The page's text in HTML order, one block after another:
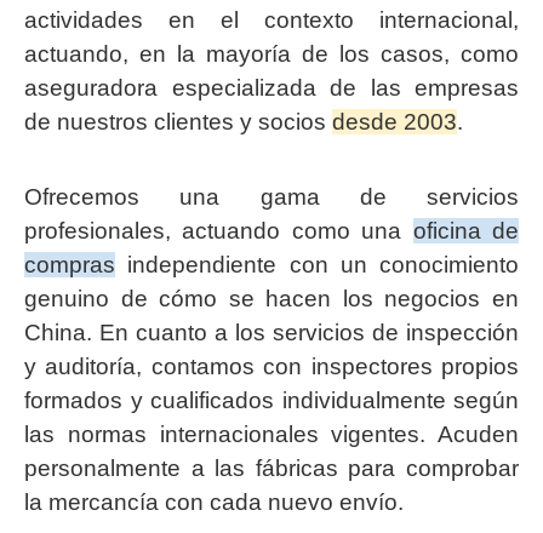
actividades en el contexto internacional,
actuando, en la mayoría de los casos, como
aseguradora especializada de las empresas
de nuestros clientes y socios desde 2003.
Ofrecemos una gama de servicios
profesionales, actuando como una oficina de
compras independiente con un conocimiento
genuino de cómo se hacen los negocios en
China. En cuanto a los servicios de inspección
y auditoría, contamos con inspectores propios
formados y cualificados individualmente según
las normas internacionales vigentes. Acuden
personalmente a las fábricas para comprobar
la mercancía con cada nuevo envío.